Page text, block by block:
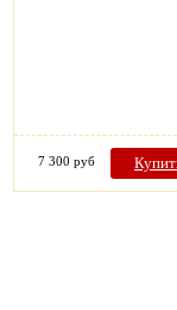
7 300 руб